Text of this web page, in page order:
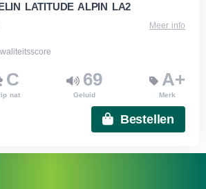
LATITUDE ALPIN LA2
Meer info
C
nat
69
Geluid
A+
Merk
Bestellen